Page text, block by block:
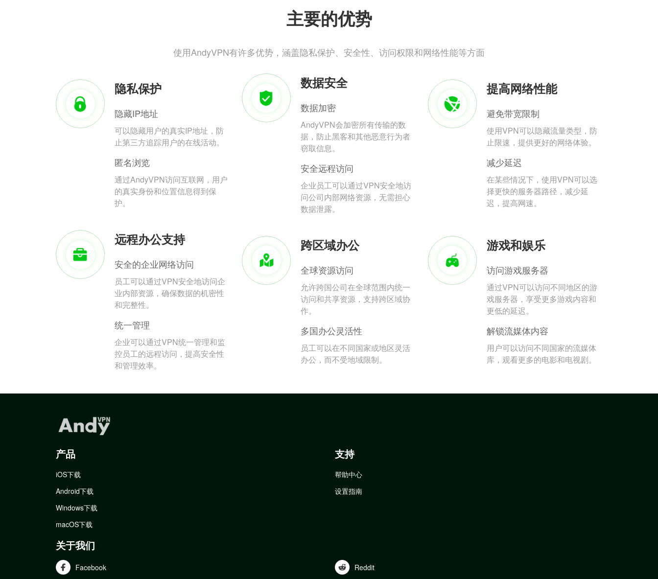
主要的优势
使用AndyVPN有许多优势，涵盖隐私保护、安全性、访问权限和网络性能等方面
隐私保护
隐藏IP地址
可以隐藏用户的真实IP地址，防
止第三方追踪用户的在线活动。
匿名浏览
通过AndyVPN访问互联网，用户
的真实身份和位置信息得到保
护。
数据安全
数据加密
AndyVPN会加密所有传输的数
据，防止黑客和其他恶意行为者
窃取信息。
安全远程访问
企业员工可以通过VPN安全地访
问公司内部网络资源，无需担心
数据泄露。
提高网络性能
避免带宽限制
使用VPN可以隐藏流量类型，防
止限速，提供更好的网络体验。
减少延迟
在某些情况下，使用VPN可以选
择更快的服务器路径，减少延
迟，提高网速。
远程办公支持
安全的企业网络访问
员工可以通过VPN安全地访问企
业内部资源，确保数据的机密性
和完整性。
统一管理
企业可以通过VPN统一管理和监
控员工的远程访问，提高安全性
和管理效率。
跨区域办公
全球资源访问
允许跨国公司在全球范围内统一
访问和共享资源，支持跨区域协
作。
多国办公灵活性
员工可以在不同国家或地区灵活
办公，而不受地域限制。
游戏和娱乐
访问游戏服务器
通过VPN可以访问不同地区的游
戏服务器，享受更多游戏内容和
更低的延迟。
解锁流媒体内容
用户可以访问不同国家的流媒体
库，观看更多的电影和电视剧。
产品
iOS下载
Android下载
Windows下载
macOS下载
支持
帮助中心
设置指南
关于我们
Facebook Reddit